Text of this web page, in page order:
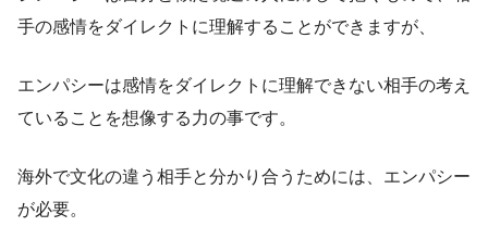
手の感情をダイレクトに理解することができますが、
エンパシーは感情をダイレクトに理解できない相手の考え
ていることを想像する力の事です。
海外で文化の違う相手と分かり合うためには、エンパシー
が必要。